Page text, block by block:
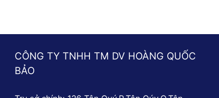
CÔNG TY TNHH TM DV HOÀNG QUỐC
BẢO